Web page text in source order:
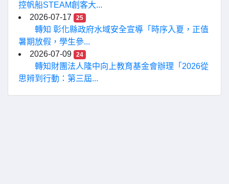
控帆船STEAM創客大...
2026-07-17
25
轉知 彰化縣政府水域安全宣導「時序入夏，正值
暑期放假，學生參...
2026-07-09
24
轉知財團法人隆中向上教育基金會辦理「2026從
思辨到行動：第三屆...